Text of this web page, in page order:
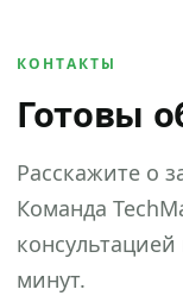
КОНТАКТЫ
Готовы
Расскажите о
Команда
минут.